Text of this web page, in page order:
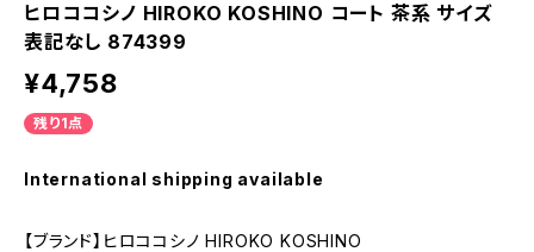
ヒロココシノ HIROKO KOSHINO コート 茶系 サイズ
表記なし 874399
¥4,758
残り1点
International shipping available
【ブランド】ヒロココシノ HIROKO KOSHINO